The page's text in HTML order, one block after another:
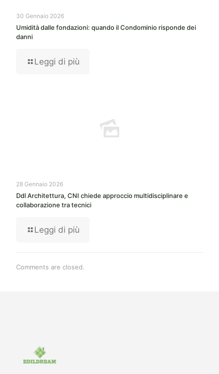
30 Gennaio 2026
Umidità dalle fondazioni: quando il Condominio risponde dei
danni
Leggi di più
28 Gennaio 2026
Ddl Architettura, CNI chiede approccio multidisciplinare e
collaborazione tra tecnici
Leggi di più
Comments are closed.